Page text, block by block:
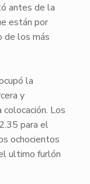
antes de la
están por
de los más
la
y
Los
para el
ochocientos
ultimo furlón